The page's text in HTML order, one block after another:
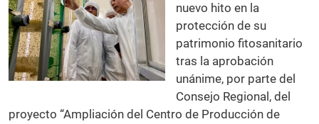
nuevo hito en la
protección de su
patrimonio fitosanitario
tras la aprobación
unánime, por parte del
Consejo Regional, del
proyecto “Ampliación del Centro de Producción de